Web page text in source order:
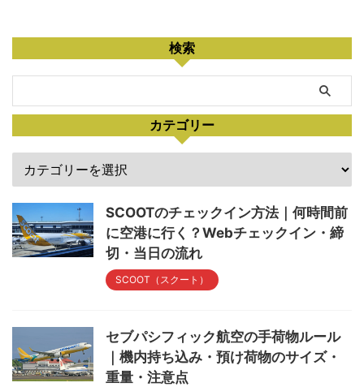
検索
カテゴリー
SCOOTのチェックイン方法｜何時間前
に空港に行く？Webチェックイン・締
切・当日の流れ
SCOOT（スクート）
セブパシフィック航空の手荷物ルール
｜機内持ち込み・預け荷物のサイズ・
重量・注意点